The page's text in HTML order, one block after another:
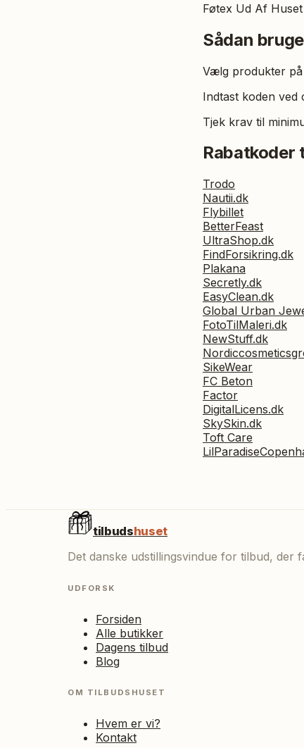
Føtex Ud Af
Sådan
Vælg produkter
Indtast koden
Tjek krav til
Rabatkoder
Trodo
Nautii.dk
Flybillet
BetterFeast
UltraShop.dk
FindForsikring.dk
Plakana
Secretly.dk
EasyClean.dk
Global Urban
FotoTilMaleri.dk
NewStuff.dk
SikeWear
FC Beton
Factor
DigitalLicens.dk
SkySkin.dk
Toft Care
tilbudshuset
Det danske udstillingsvindue for tilbud,
UDFORSK
Forsiden
Alle butikker
Dagens tilbud
Blog
OM TILBUDSHUSET
Hvem er vi?
Kontakt